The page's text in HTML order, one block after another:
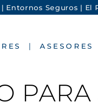
Entornos Seguros | El
ASESORES